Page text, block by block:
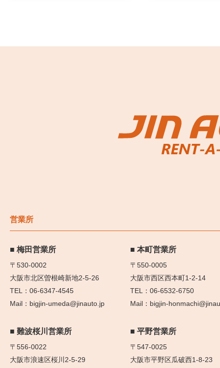
営業所
梅田営業所
〒530-0002
大阪市北区曽根崎新地2-5-26
06-6347-4545
bigjin-umeda@jinauto.jp
本町営業所
〒550-0005
大阪市西区西本町1-2-14
06-6532-6750
bigjin-
難波桜川営業所
〒556-0022
大阪市浪速区桜川2-5-29
平野営業所
〒547-0025
大阪市平野区瓜破西1-8-23